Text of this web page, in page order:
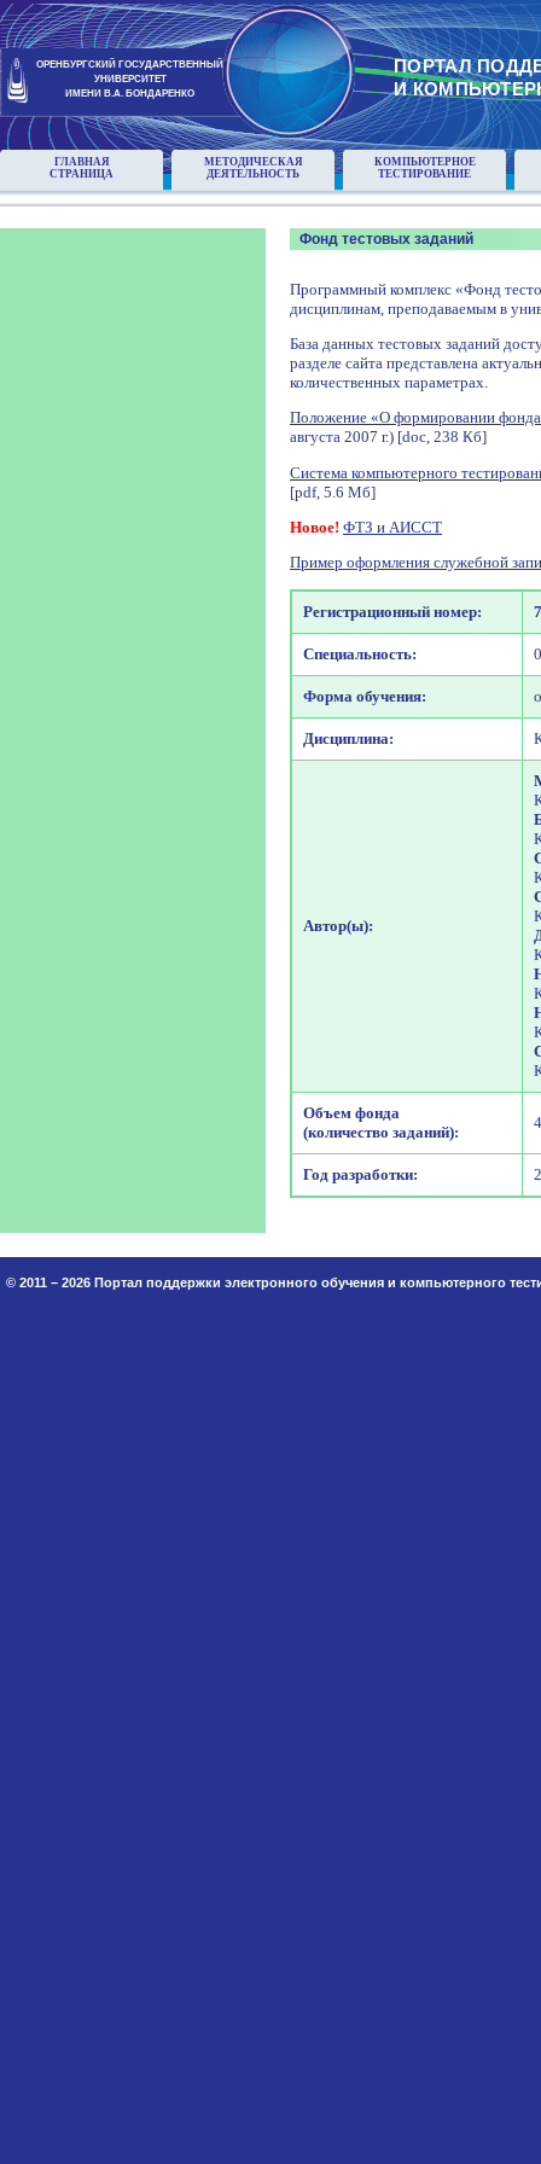
ОРЕНБУРГСКИЙ ГОСУДАРСТВЕННЫЙ
УНИВЕРСИТЕТ
ИМЕНИ В.А. БОНДАРЕНКО
ПОРТАЛ
И
ГЛАВНАЯ
СТРАНИЦА
МЕТОДИЧЕСКАЯ
ДЕЯТЕЛЬНОСТЬ
КОМПЬЮТЕРНОЕ
ТЕСТИРОВАНИЕ
Фонд тестовых заданий
Программный комплекс «Фонд
дисциплинам, преподаваемым в
База данных тестовых заданий
разделе сайта представлена
количественных параметрах.
Положение «О формировании фонда
августа 2007 г.) [doc, 238 Кб]
Система компьютерного
[pdf, 5.6 Мб]
Новое! ФТЗ и АИССТ
Пример оформления служебной
Регистрационный номер:
Специальность:
Форма обучения:
Дисциплина:
Автор(ы):
Объем фонда
(количество заданий):
Год разработки:
© 2011 – 2026 Портал поддержки электронного обучения и компьютерного